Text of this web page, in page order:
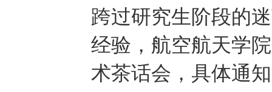
跨过研究生阶段的
经验， 航空航天学
术茶话会 ， 具体通